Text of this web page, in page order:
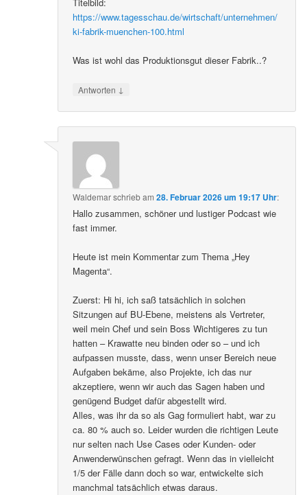
https://www.tagesschau.de/wirtschaft/unternehmen/
ki-fabrik-muenchen-100.html
Was ist wohl das Produktionsgut dieser Fabrik..?
Antworten ↓
Waldemarschriebam28. Februar 2026 um 19:17 Uhr:
Hallo zusammen, schöner und lustiger Podcast wie
fast immer.
Heute ist mein Kommentar zum Thema „Hey
Magenta“.
Zuerst: Hi hi, ich saß tatsächlich in solchen
Sitzungen auf BU-Ebene, meistens als Vertreter,
weil mein Chef und sein Boss Wichtigeres zu tun
hatten – Krawatte neu binden oder so – und ich
aufpassen musste, dass, wenn unser Bereich neue
Aufgaben bekäme, also Projekte, ich das nur
akzeptiere, wenn wir auch das Sagen haben und
genügend Budget dafür abgestellt wird.
Alles, was ihr da so als Gag formuliert habt, war zu
ca. 80 % auch so. Leider wurden die richtigen Leute
nur selten nach Use Cases oder Kunden- oder
Anwenderwünschen gefragt. Wenn das in vielleicht
1/5 der Fälle dann doch so war, entwickelte sich
manchmal tatsächlich etwas daraus.